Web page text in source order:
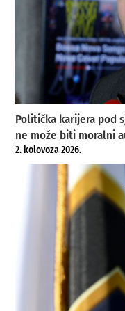
Politička karijera pod
ne može biti moralni
2. kolovoza 2026.